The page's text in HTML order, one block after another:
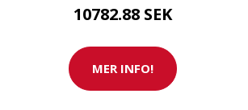
10782.88 SEK
MER INFO!